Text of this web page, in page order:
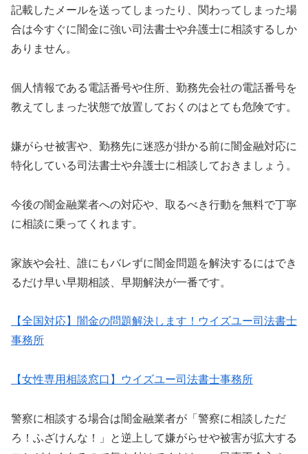
記載したメールを送ってしまったり、関わってしまった場
合は今すぐに闇金に強い司法書士や弁護士に相談するしか
ありません。
個人情報である電話番号や住所、勤務先会社の電話番号を
教えてしまった状態で放置しておくのはとても危険です。
嫌がらせ被害や、勤務先に迷惑が掛かる前に闇金融対応に
特化している司法書士や弁護士に相談しておきましょう。
今後の闇金融業者への対応や、取るべき行動を無料で丁寧
に相談に乗ってくれます。
家族や会社、誰にもバレずに闇金問題を解決するにはでき
るだけ早い早期相談、早期解決が一番です。
【全国対応】闇金の問題解決します！ウイズユー司法書士
事務所
【女性専用相談窓口】ウイズユー司法書士事務所
警察に相談する場合は闇金融業者が「警察に相談しただ
ろ！ふざけんな！」と逆上して嫌がらせや被害が拡大する